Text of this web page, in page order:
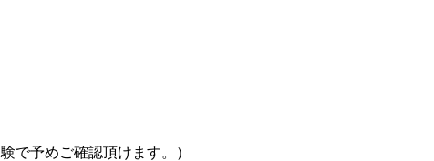
で予めご確認頂けます。）